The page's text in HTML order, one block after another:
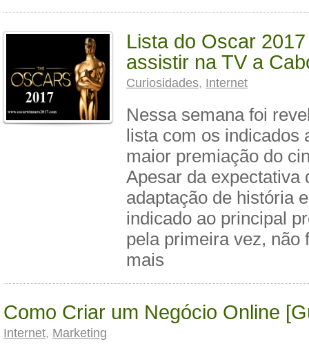
Lista do Oscar
assistir na TV a
Curiosidades, Internet
Nessa semana foi
lista com os indicados
maior premiação do
Apesar da expectativa
adaptação de história
indicado ao principal
pela primeira vez, não
mais
Como Criar um Negócio Online
Internet, Marketing